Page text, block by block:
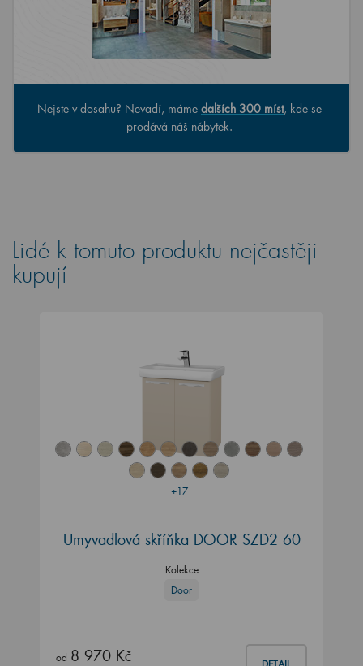
Nejste v dosahu? Nevadí, máme dalších 300 míst, kde se
prodává náš nábytek.
Lidé k tomuto produktu nejčastěji
kupují
+17
Umyvadlová skříňka DOOR SZD2 60
Kolekce
Door
od 8 970 Kč